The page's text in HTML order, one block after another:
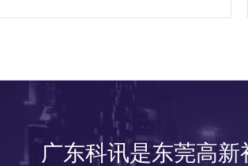
广东科讯是东莞高